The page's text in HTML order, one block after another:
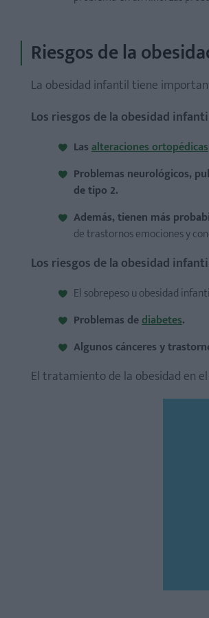
Riesgos de la
La obesidad infantil tiene
Los riesgos de la obesidad
Lasalteraciones ortopédicas
Problemas neurológicos,
de tipo 2.
Además, tienen más
de trastornos emociones y
Los riesgos de la obesidad
El sobrepeso u obesidad
Problemas dediabetes.
Algunos cánceres y
El tratamiento de la obesidad en